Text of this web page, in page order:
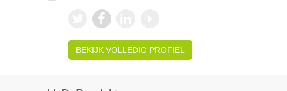
BEKIJK VOLLEDIG PROFIEL